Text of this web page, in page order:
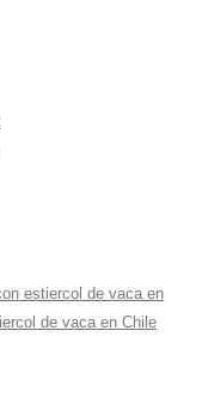
estiercol de vaca en
de vaca en Chile